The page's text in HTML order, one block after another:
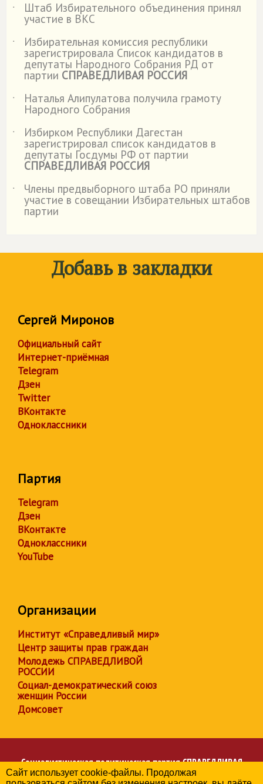
˙ Штаб Избирательного объединения принял
участие в ВКС
˙
Избирательная комиссия республики
зарегистрировала Список кандидатов в
депутаты Народного Собрания РД от
партии СПРАВЕДЛИВАЯ РОССИЯ
˙
Наталья Алипулатова получила грамоту
Народного Собрания
˙
Избирком Республики Дагестан
зарегистрировал список кандидатов в
депутаты Госдумы РФ от партии
СПРАВЕДЛИВАЯ РОССИЯ
˙
Члены предвыборного штаба РО приняли
участие в совещании Избирательных штабов
партии
Добавь в закладки
Сергей Миронов
Официальный сайт
Интернет-приёмная
Telegram
Дзен
Twitter
ВКонтакте
Одноклассники
Партия
Telegram
Дзен
ВКонтакте
Одноклассники
YouTube
Организации
Институт «Справедливый мир»
Центр защиты прав граждан
Молодежь СПРАВЕДЛИВОЙ
РОССИИ
Социал-демократический союз
женщин России
Домсовет
Социалистическая политическая партияСПРАВЕДЛИВАЯ
РОССИЯ
Сайт использует cookie-файлы. Продолжая